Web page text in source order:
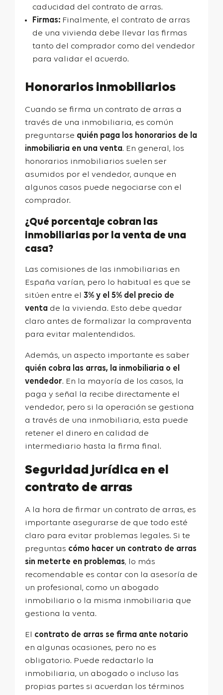
caducidad del contrato de arras.
Firmas: Finalmente, el contrato de arras
de una vivienda debe llevar las firmas
tanto del comprador como del vendedor
para validar el acuerdo.
Honorarios inmobiliarios
Cuando se firma un contrato de arras a
través de una inmobiliaria, es común
preguntarse quién paga los honorarios de la
inmobiliaria en una venta. En general, los
honorarios inmobiliarios suelen ser
asumidos por el vendedor, aunque en
algunos casos puede negociarse con el
comprador.
¿Qué porcentaje cobran las
inmobiliarias por la venta de una
casa?
Las comisiones de las inmobiliarias en
España varían, pero lo habitual es que se
sitúen entre el 3% y el 5% del precio de
venta de la vivienda. Esto debe quedar
claro antes de formalizar la compraventa
para evitar malentendidos.
Además, un aspecto importante es saber
quién cobra las arras, la inmobiliaria o el
vendedor. En la mayoría de los casos, la
paga y señal la recibe directamente el
vendedor, pero si la operación se gestiona
a través de una inmobiliaria, esta puede
retener el dinero en calidad de
intermediario hasta la firma final.
Seguridad jurídica en el
contrato de arras
A la hora de firmar un contrato de arras, es
importante asegurarse de que todo esté
claro para evitar problemas legales. Si te
preguntas cómo hacer un contrato de arras
sin meterte en problemas, lo más
recomendable es contar con la asesoría de
un profesional, como un abogado
inmobiliario o la misma inmobiliaria que
gestiona la venta.
El contrato de arras se firma ante notario
en algunas ocasiones, pero no es
obligatorio. Puede redactarlo la
inmobiliaria, un abogado o incluso las
propias partes si acuerdan los términos